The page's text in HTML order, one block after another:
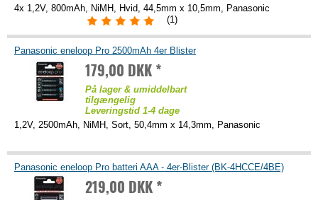
4x 1,2V, 800mAh, NiMH, Hvid, 44,5mm x 10,5mm, Panasonic
(1)
Panasonic eneloop Pro 2500mAh 4er Blister
179,00 DKK *
På lager & umiddelbart
tilgængelig
Leveringstid 1-4 dage
1,2V, 2500mAh, NiMH, Sort, 50,4mm x 14,3mm, Panasonic
Panasonic eneloop Pro batteri AAA - 4er-Blister (BK-4HCCE/4BE)
219,00 DKK *